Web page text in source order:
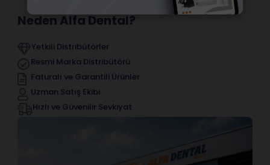
Neden Alfa Dental?
Yetkili Distribütörler
Resmi Marka Distribütörü
Faturalı ve Garantili Ürünler
Uzman Satış Ekibi
Hızlı ve Güvenilir Sevkiyat